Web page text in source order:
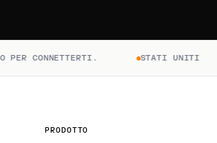
CONNETTERTI. STATI UNITI
PRODOTTO